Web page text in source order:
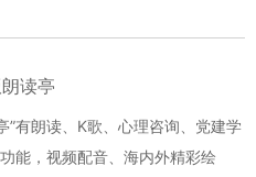
读亭
”有朗读、K歌、心理咨询、党建学
能，视频配音、海内外精彩绘